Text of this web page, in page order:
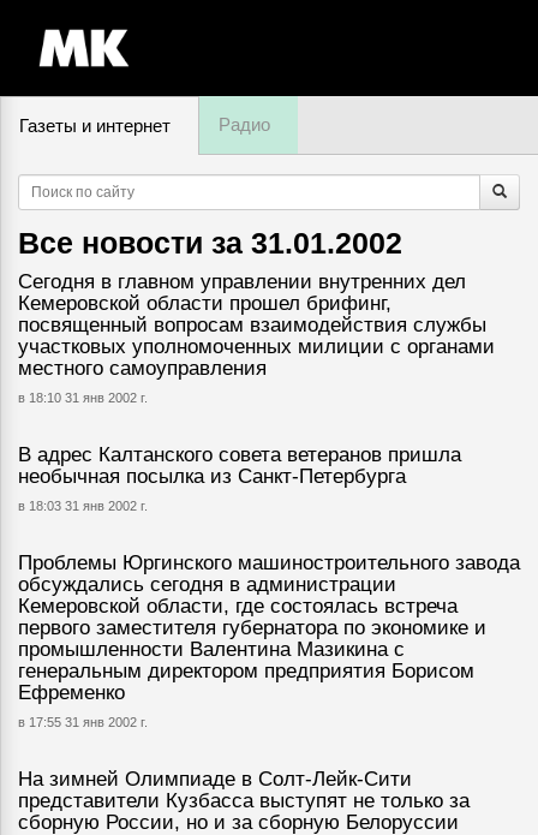
Газеты и интернет Радио
Все новости за 31.01.2002
Сегодня в главном управлении внутренних дел
Кемеровской области прошел брифинг,
посвященный вопросам взаимодействия службы
участковых уполномоченных милиции с органами
местного самоуправления
в 18:10 31 янв 2002 г.
В адрес Калтанского совета ветеранов пришла
необычная посылка из Санкт-Петербурга
в 18:03 31 янв 2002 г.
Проблемы Юргинского машиностроительного завода
обсуждались сегодня в администрации
Кемеровской области, где состоялась встреча
первого заместителя губернатора по экономике и
промышленности Валентина Мазикина с
генеральным директором предприятия Борисом
Ефременко
в 17:55 31 янв 2002 г.
На зимней Олимпиаде в Солт-Лейк-Сити
представители Кузбасса выступят не только за
сборную России, но и за сборную Белоруссии